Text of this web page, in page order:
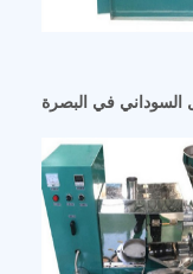
في البصرة